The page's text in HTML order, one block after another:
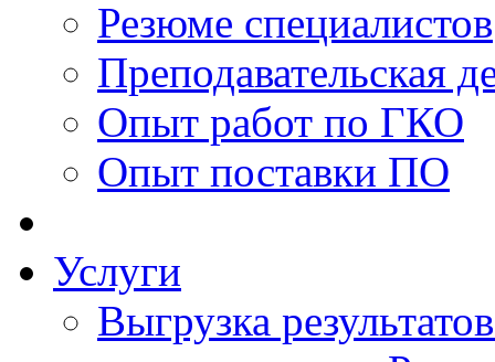
Резюме специалистов
Преподавательская
Опыт работ по ГКО
Опыт поставки ПО
Услуги
Выгрузка